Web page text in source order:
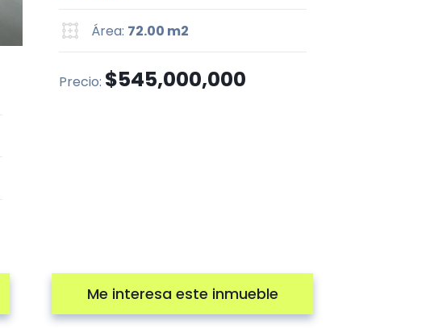
Área: 72.00 m2
Precio: $545,000,000
Me interesa este inmueble